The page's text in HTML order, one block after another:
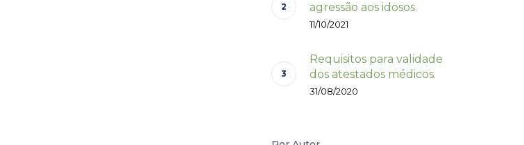
agressão aos idosos.
11/10/2021
Requisitos para validade
dos atestados médicos.
31/08/2020